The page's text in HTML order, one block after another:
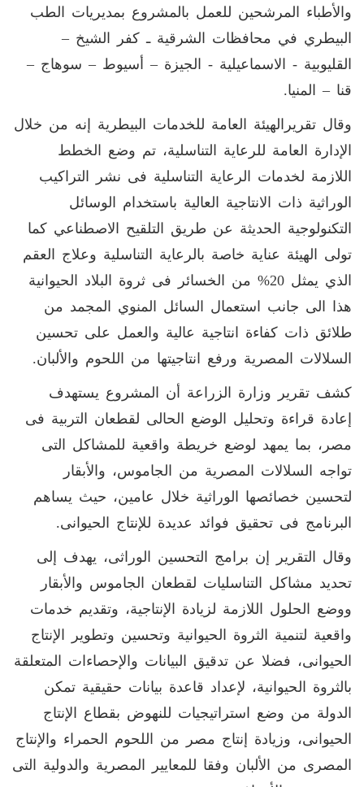
والأطباء المرشحين للعمل بالمشروع بمديريات الطب
البيطري في محافظات الشرقية ـ كفر الشيخ –
القليوبية - الاسماعيلية - الجيزة – أسيوط – سوهاج –
قنا – المنيا.
وقال تقريرالهيئة العامة للخدمات البيطرية إنه من خلال
الإدارة العامة للرعاية التناسلية، تم وضع الخطط
اللازمة لخدمات الرعاية التناسلية فى نشر التراكيب
الوراثية ذات الانتاجية العالية باستخدام الوسائل
التكنولوجية الحديثة عن طريق التلقيح الاصطناعي كما
تولى الهيئة عناية خاصة بالرعاية التناسلية وعلاج العقم
الذي يمثل 20% من الخسائر فى ثروة البلاد الحيوانية
هذا الى جانب استعمال السائل المنوي المجمد من
طلائق ذات كفاءة انتاجية عالية والعمل على تحسين
السلالات المصرية ورفع انتاجيتها من اللحوم والألبان.
كشف تقرير وزارة الزراعة أن المشروع يستهدف
إعادة قراءة وتحليل الوضع الحالى لقطعان التربية فى
مصر، بما يمهد لوضع خريطة واقعية للمشاكل التى
تواجه السلالات المصرية من الجاموس، والأبقار
لتحسين خصائصها الوراثية خلال عامين، حيث يساهم
البرنامج فى تحقيق فوائد عديدة للإنتاج الحيوانى.
وقال التقرير إن برامج التحسين الوراثى، يهدف إلى
تحديد مشاكل التناسليات لقطعان الجاموس والأبقار
ووضع الحلول اللازمة لزيادة الإنتاجية، وتقديم خدمات
واقعية لتنمية الثروة الحيوانية وتحسين وتطوير الإنتاج
الحيوانى، فضلا عن تدقيق البيانات والإحصاءات المتعلقة
بالثروة الحيوانية، لإعداد قاعدة بيانات حقيقية تمكن
الدولة من وضع استراتيجيات للنهوض بقطاع الإنتاج
الحيوانى، وزيادة إنتاج مصر من اللحوم الحمراء والإنتاج
المصرى من الألبان وفقا للمعايير المصرية والدولية التى